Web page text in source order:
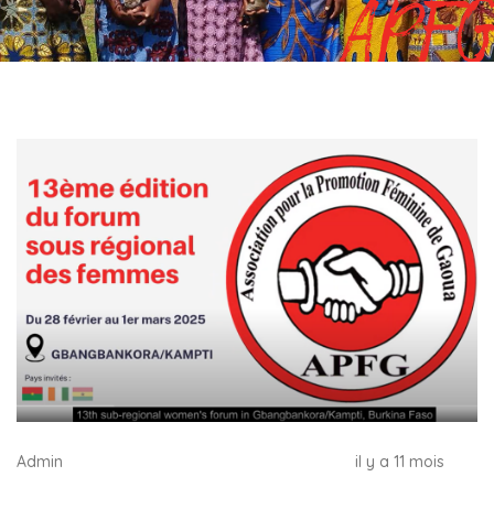
APFG
Admin il y a 11 mois